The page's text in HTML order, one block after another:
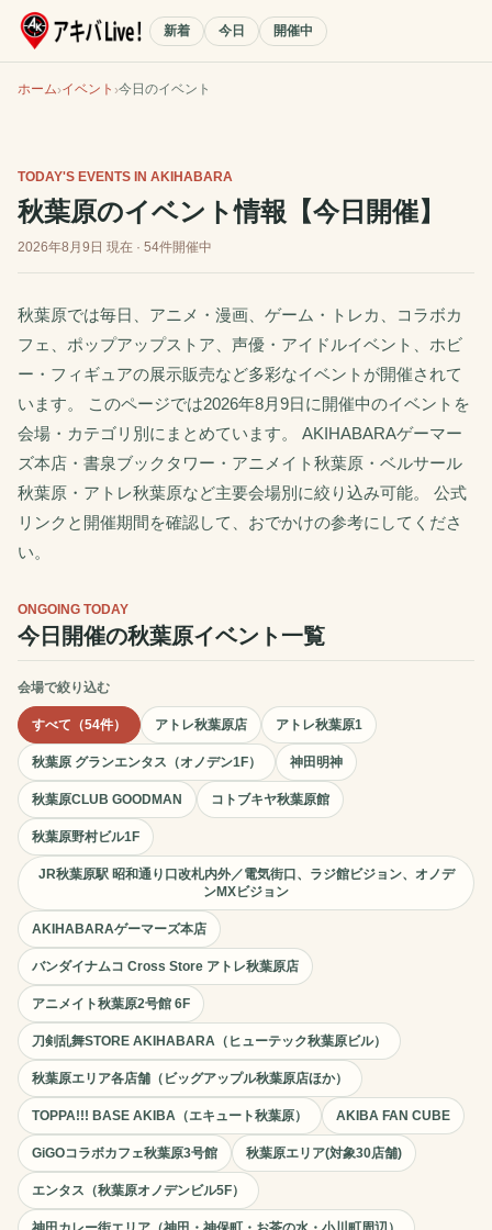
新着 今日 開催中
ホーム イベント 今日のイベント
TODAY'S EVENTS IN AKIHABARA
秋葉原のイベント情報【今日開催】
2026年8月9日 現在 · 54件開催中
秋葉原では毎日、アニメ・漫画、ゲーム・トレカ、コラボカ
フェ、ポップアップストア、声優・アイドルイベント、ホビ
ー・フィギュアの展示販売など多彩なイベントが開催されて
います。 このページでは2026年8月9日に開催中のイベントを
会場・カテゴリ別にまとめています。 AKIHABARAゲーマー
ズ本店・書泉ブックタワー・アニメイト秋葉原・ベルサール
秋葉原・アトレ秋葉原など主要会場別に絞り込み可能。 公式
リンクと開催期間を確認して、おでかけの参考にしてくださ
い。
ONGOING TODAY
今日開催の秋葉原イベント一覧
会場で絞り込む
すべて（54件） アトレ秋葉原店 アトレ秋葉原1
秋葉原 グランエンタス（オノデン1F） 神田明神
秋葉原CLUB GOODMAN コトブキヤ秋葉原館
秋葉原野村ビル1F
JR秋葉原駅 昭和通り口改札内外／電気街口、ラジ館ビジョン、オノデ
ンMXビジョン
AKIHABARAゲーマーズ本店
バンダイナムコ Cross Store アトレ秋葉原店
アニメイト秋葉原2号館 6F
刀剣乱舞STORE AKIHABARA（ヒューテック秋葉原ビル）
秋葉原エリア各店舗（ビッグアップル秋葉原店ほか）
TOPPA!!! BASE AKIBA（エキュート秋葉原） AKIBA FAN CUBE
GiGOコラボカフェ秋葉原3号館 秋葉原エリア(対象30店舗)
エンタス（秋葉原オノデンビル5F）